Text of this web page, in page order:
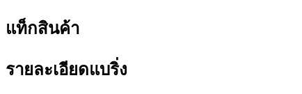
แท็กสินค้า
รายละเอียดแบริ่ง